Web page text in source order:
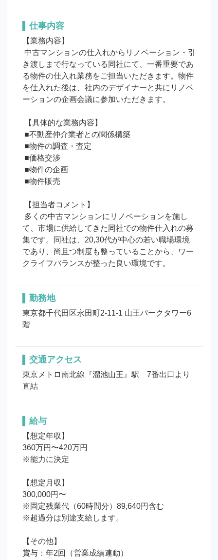
仕事内容
【業務内容】
き渡しまで行なっている同社にて、一番重要であ
る物件の仕入れ業務をご担当いただきます。物件
を仕入れた後は、社内のデザイナーと共にリノベ
ーションの企画会議に参加いただきます。
て、市場に供給してきた同社での物件仕入れの募
集です。同社は、20,30代が中心の若い職場環境
であり、尚且つ制度も整っていることから、ワー
クライフバランスが整った良い環境です。
勤務地
東京都千代田区永田町2-11-1 山王パークタワー6
階
交通アクセス
東京メトロ南北線『溜池山王』駅　7番出口より
直結
給与
【想定年収】
360万円〜420万円
※能力に決定
【想定月収】
300,000円〜
※固定残業代（60時間分）89,640円含む
※超過分は別途支給します。
【その他】
賞与：年2回（営業成績連動）